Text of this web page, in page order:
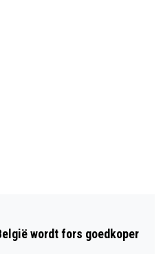
OP
JO COENEN
BETEKENIS
wordt fors goedkoper